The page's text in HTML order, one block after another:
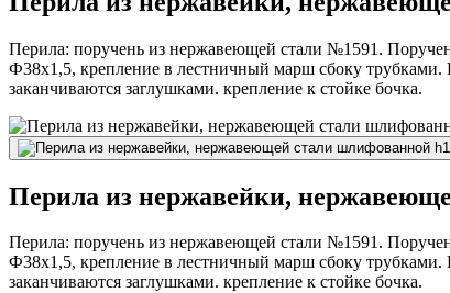
Перила: поручень из нержавеющей стали №1591.
Ф38х1,5, крепление в лестничный марш сбоку
заканчиваются заглушками. крепление к стойке бочка.
Перила из нержавейки,
Перила: поручень из нержавеющей стали №1591.
Ф38х1,5, крепление в лестничный марш сбоку
заканчиваются заглушками. крепление к стойке бочка.